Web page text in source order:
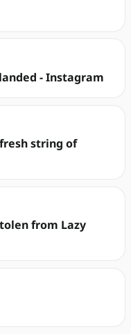
- Instagram
string of
from Lazy